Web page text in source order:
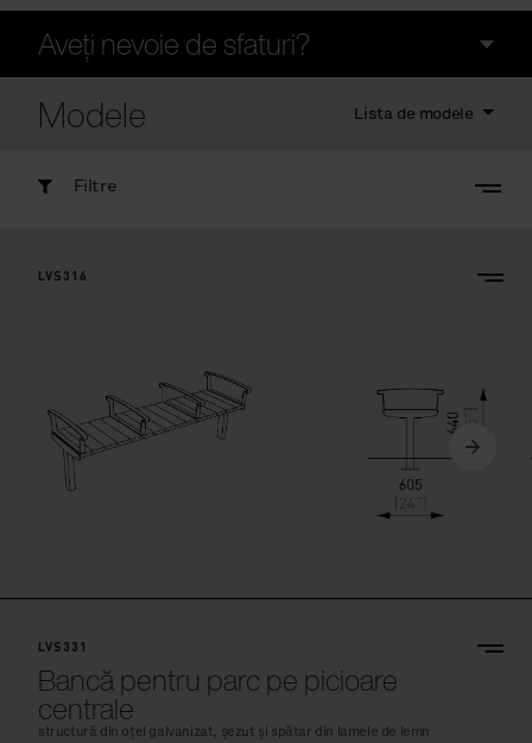
Aveți nevoie de sfaturi?
Modele Lista de modele
Filtre
LVS316
LVS331
Bancă pentru parc pe picioare
centrale
structură din oțel galvanizat, șezut și spătar din lamele de lemn